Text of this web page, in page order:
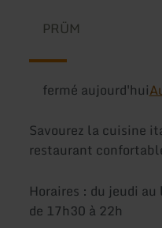
PRÜM
fermé aujourd'hui
Savourez la cuisine
restaurant
Horaires : du jeudi
de 17h30 à 22h